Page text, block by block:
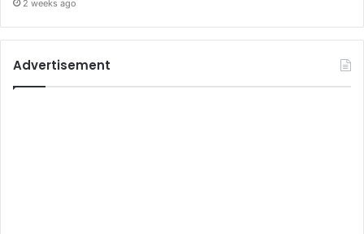
2 weeks ago
Advertisement